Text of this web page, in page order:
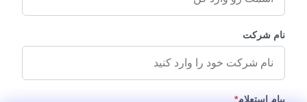
نام شرکت
پیام استعلام*